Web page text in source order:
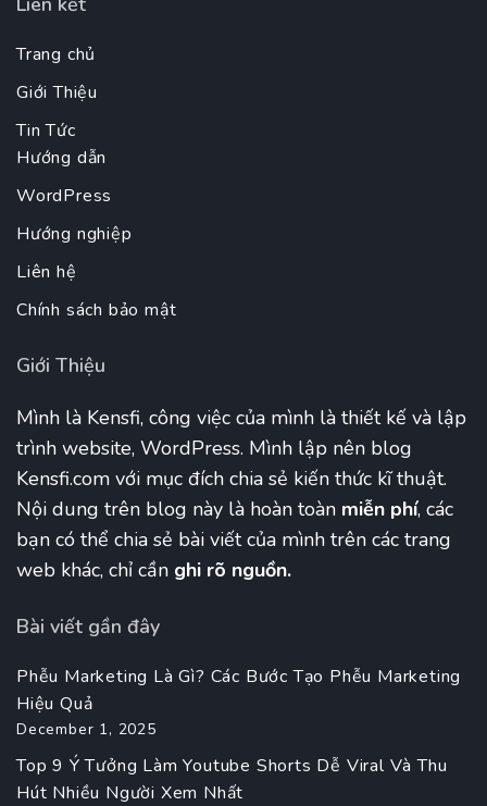
Trang chủ
Giới Thiệu
Tin Tức
Hướng dẫn
WordPress
Hướng nghiệp
Liên hệ
Chính sách bảo mật
Giới Thiệu
Mình là Kensfi, công việc của mình là thiết kế và lập
trình website, WordPress. Mình lập nên blog
Kensfi.com với mục đích chia sẻ kiến thức kĩ thuật.
Nội dung trên blog này là hoàn toàn miễn phí, các
bạn có thể chia sẻ bài viết của mình trên các trang
web khác, chỉ cần ghi rõ nguồn.
Bài viết gần đây
Phễu Marketing Là Gì? Các Bước Tạo Phễu Marketing
Hiệu Quả
December 1, 2025
Top 9 Ý Tưởng Làm Youtube Shorts Dễ Viral Và Thu
Hút Nhiều Người Xem Nhất